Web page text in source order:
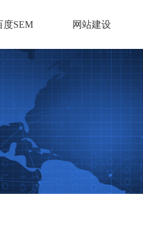
度SEM 网站建设